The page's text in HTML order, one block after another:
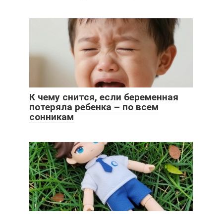
К чему снится, если беременная
потеряла ребенка – по всем
сонникам